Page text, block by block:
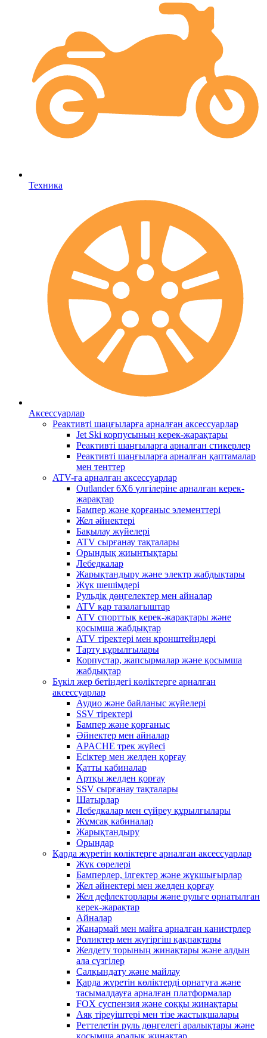
Техника
Аксессуарлар
Реактивті шаңғыларға арналған аксессуарлар
Jet Ski корпусының керек-жарақтары
Реактивті шаңғыларға арналған стикерлер
Реактивті шаңғыларға арналған қаптамалар
мен тенттер
ATV-ға арналған аксессуарлар
Outlander 6X6 үлгілеріне арналған керек-
жарақтар
Бампер және қорғаныс элементтері
Жел әйнектері
Бақылау жүйелері
ATV сырғанау тақталары
Орындық жиынтықтары
Лебедкалар
Жарықтандыру және электр жабдықтары
Жүк шешімдері
Рульдік дөңгелектер мен айналар
ATV қар тазалағыштар
ATV спорттық керек-жарақтары және
қосымша жабдықтар
ATV тіректері мен кронштейндері
Тарту құрылғылары
Корпустар, жапсырмалар және қосымша
жабдықтар
Бүкіл жер бетіндегі көліктерге арналған
аксессуарлар
Аудио және байланыс жүйелері
SSV тіректері
Бампер және қорғаныс
Әйнектер мен айналар
APACHE трек жүйесі
Есіктер мен желден қорғау
Қатты кабиналар
Артқы желден қорғау
SSV сырғанау тақталары
Шатырлар
Лебедкалар мен сүйреу құрылғылары
Жұмсақ кабиналар
Жарықтандыру
Орындар
Қарда жүретін көліктерге арналған аксессуарлар
Жүк сөрелері
Бамперлер, ілгектер және жүкшығырлар
Жел әйнектері мен желден қорғау
Жел дефлекторлары және рульге орнатылған
керек-жарақтар
Айналар
Жанармай мен майға арналған канистрлер
Роликтер мен жүгіргіш қақпақтары
Желдету торының жинақтары және алдын
ала сүзгілер
Салқындату және майлау
Қарда жүретін көліктерді орнатуға және
тасымалдауға арналған платформалар
FOX суспензия және соққы жинақтары
Аяқ тіреуіштері мен тізе жастықшалары
Реттелетін руль дөңгелегі аралықтары және
қосымша аралық жинақтар